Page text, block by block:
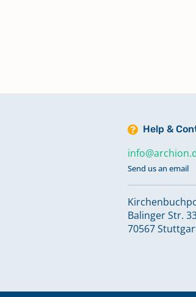
Gul - Gyz
Kartei)
Kartei)
Help &
Send us an email
Balinger Str.
70567